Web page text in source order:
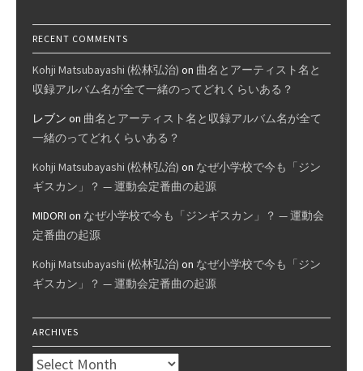
RECENT COMMENTS
Kohji Matsubayashi (松林弘治) on 曲名とアーティスト名と
収録アルバム名が全て一緒のってどれくらいある？
レブン on 曲名とアーティスト名と収録アルバム名が全て
一緒のってどれくらいある？
Kohji Matsubayashi (松林弘治) on なぜ小学校で今も「ジン
ギスカン」？ — 運動会定番曲の起源
MIDORI on なぜ小学校で今も「ジンギスカン」？ — 運動会
定番曲の起源
Kohji Matsubayashi (松林弘治) on なぜ小学校で今も「ジン
ギスカン」？ — 運動会定番曲の起源
ARCHIVES
Archives